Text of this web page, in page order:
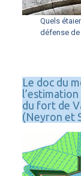
Quels
défense de
Le doc du
du fort de
(Neyron et